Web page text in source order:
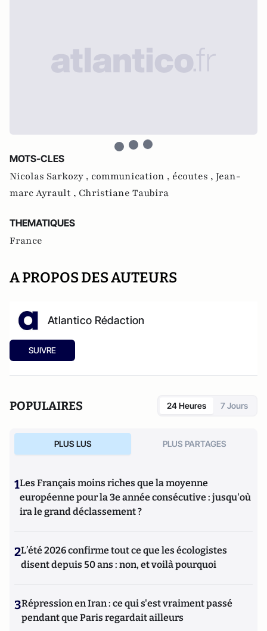
MOTS-CLES
Nicolas Sarkozy , communication , écoutes , Jean-
marc Ayrault , Christiane Taubira
THEMATIQUES
France
A PROPOS DES AUTEURS
Atlantico Rédaction
SUIVRE
POPULAIRES 24 Heures 7 Jours
PLUS LUS PLUS PARTAGES
1Les Français moins riches que la moyenne
européenne pour la 3e année consécutive : jusqu'où
ira le grand déclassement ?
2L’été 2026 confirme tout ce que les écologistes
disent depuis 50 ans : non, et voilà pourquoi
3Répression en Iran : ce qui s'est vraiment passé
pendant que Paris regardait ailleurs